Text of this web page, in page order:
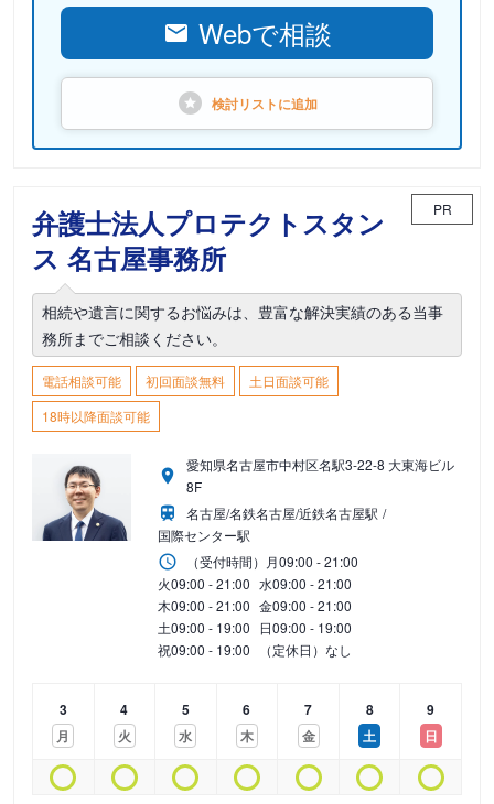
Webで相談
検討リストに追加
弁護士法人プロテクトスタン
ス 名古屋事務所
PR
相続や遺言に関するお悩みは、豊富な解決実績のある当事
務所までご相談ください。
電話相談可能 初回面談無料
土日面談可能
18時以降面談可能
愛知県名古屋市中村区名駅3-22-8 大東海ビル
8F
名古屋/名鉄名古屋/近鉄名古屋駅
国際センター駅
（受付時間） 月09:00 - 21:00
火09:00 - 21:00 水09:00 - 21:00
木09:00 - 21:00 金09:00 - 21:00
土09:00 - 19:00 日09:00 - 19:00
祝09:00 - 19:00 （定休日）なし
3
月
4
火
5
水
6
木
7
金
8
土
9
日